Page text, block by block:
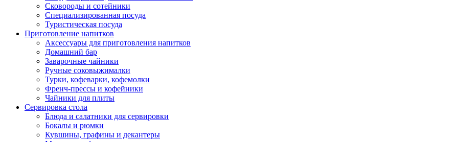
Сковороды и сотейники
Специализированная посуда
Туристическая посуда
Приготовление напитков
Аксессуары для приготовления напитков
Домашний бар
Заварочные чайники
Ручные соковыжималки
Турки, кофеварки, кофемолки
Френч-прессы и кофейники
Чайники для плиты
Сервировка стола
Блюда и салатники для сервировки
Бокалы и рюмки
Кувшины, графины и декантеры